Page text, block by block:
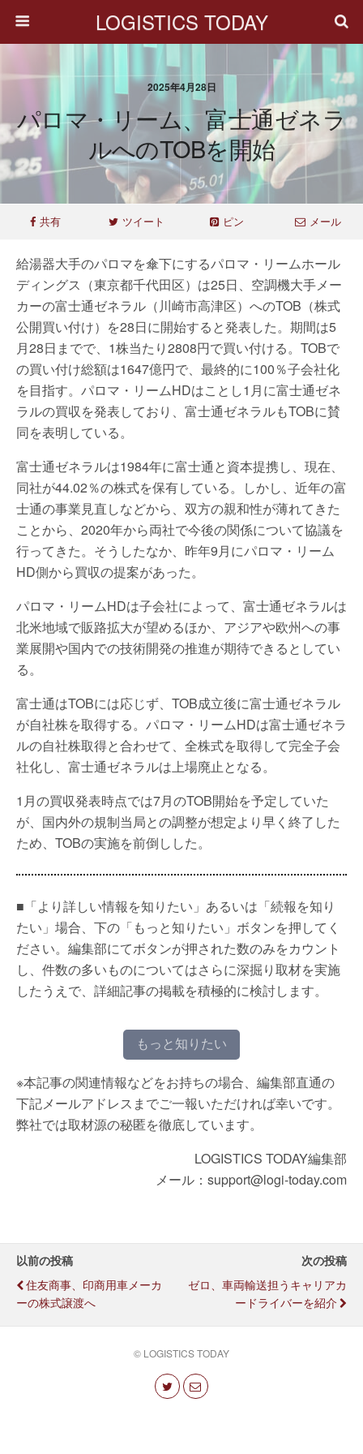
LOGISTICS TODAY
2025年4月28日
パロマ・リーム、富士通ゼネラ
ルへのTOBを開始
共有 ツイート ピン メール
給湯器大手のパロマを傘下にするパロマ・リームホール
ディングス（東京都千代田区）は25日、空調機大手メー
カーの富士通ゼネラル（川崎市高津区）へのTOB（株式
公開買い付け）を28日に開始すると発表した。期間は5
月28日までで、1株当たり2808円で買い付ける。TOBで
の買い付け総額は1647億円で、最終的に100％子会社化
を目指す。パロマ・リームHDはことし1月に富士通ゼネ
ラルの買収を発表しており、富士通ゼネラルもTOBに賛
同を表明している。
富士通ゼネラルは1984年に富士通と資本提携し、現在、
同社が44.02％の株式を保有している。しかし、近年の富
士通の事業見直しなどから、双方の親和性が薄れてきた
ことから、2020年から両社で今後の関係について協議を
行ってきた。そうしたなか、昨年9月にパロマ・リーム
HD側から買収の提案があった。
パロマ・リームHDは子会社によって、富士通ゼネラルは
北米地域で販路拡大が望めるほか、アジアや欧州への事
業展開や国内での技術開発の推進が期待できるとしてい
る。
富士通はTOBには応じず、TOB成立後に富士通ゼネラル
が自社株を取得する。パロマ・リームHDは富士通ゼネラ
ルの自社株取得と合わせて、全株式を取得して完全子会
社化し、富士通ゼネラルは上場廃止となる。
1月の買収発表時点では7月のTOB開始を予定していた
が、国内外の規制当局との調整が想定より早く終了した
ため、TOBの実施を前倒しした。
■「より詳しい情報を知りたい」あるいは「続報を知り
たい」場合、下の「もっと知りたい」ボタンを押してく
ださい。編集部にてボタンが押された数のみをカウント
し、件数の多いものについてはさらに深掘り取材を実施
したうえで、詳細記事の掲載を積極的に検討します。
もっと知りたい
※本記事の関連情報などをお持ちの場合、編集部直通の
下記メールアドレスまでご一報いただければ幸いです。
弊社では取材源の秘匿を徹底しています。
LOGISTICS TODAY編集部
メール：support@logi-today.com
以前の投稿
住友商事、印商用車メーカ
ーの株式譲渡へ
次の投稿
ゼロ、車両輸送担うキャリアカ
ードライバーを紹介
© LOGISTICS TODAY